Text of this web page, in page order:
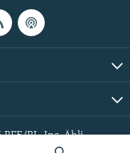
RFE/RL, Inc. Ähli